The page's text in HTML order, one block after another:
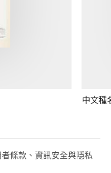
中文種
條款、資訊安全與隱私